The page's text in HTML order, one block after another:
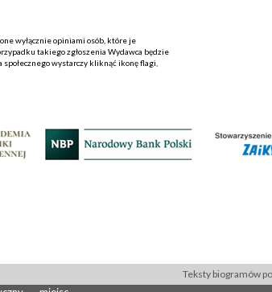
wyłącznie opiniami osób, które je
takiego zgłoszenia Wydawca będzie
społecznego wystarczy kliknąć ikonę flagi,
Teksty biogramów